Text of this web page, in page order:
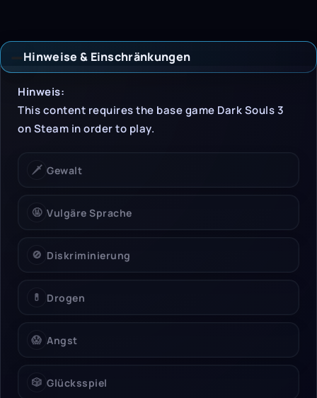
Hinweise & Einschränkungen
Hinweise &
Hinweis:
This content requires the base game Dark Souls 3
on Steam in order to play.
🗡️ Gewalt
🤬 Vulgäre Sprache
🚫 Diskriminierung
💊 Drogen
😱 Angst
🎲 Glücksspiel